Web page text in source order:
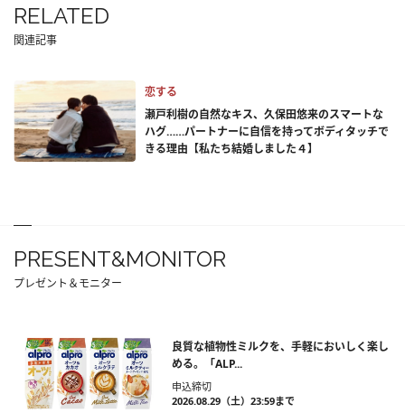
RELATED
関連記事
恋する
瀬戸利樹の自然なキス、久保田悠来のスマートな
ハグ……パートナーに自信を持ってボディタッチで
きる理由【私たち結婚しました４】
PRESENT&MONITOR
プレゼント＆モニター
良質な植物性ミルクを、手軽においしく楽し
める。「ALP...
申込締切
2026.08.29（土）23:59まで